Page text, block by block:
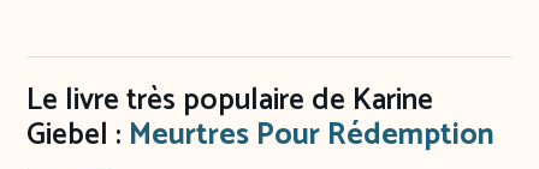
Le livre très populaire de Karine
Giebel : Meurtres Pour Rédemption